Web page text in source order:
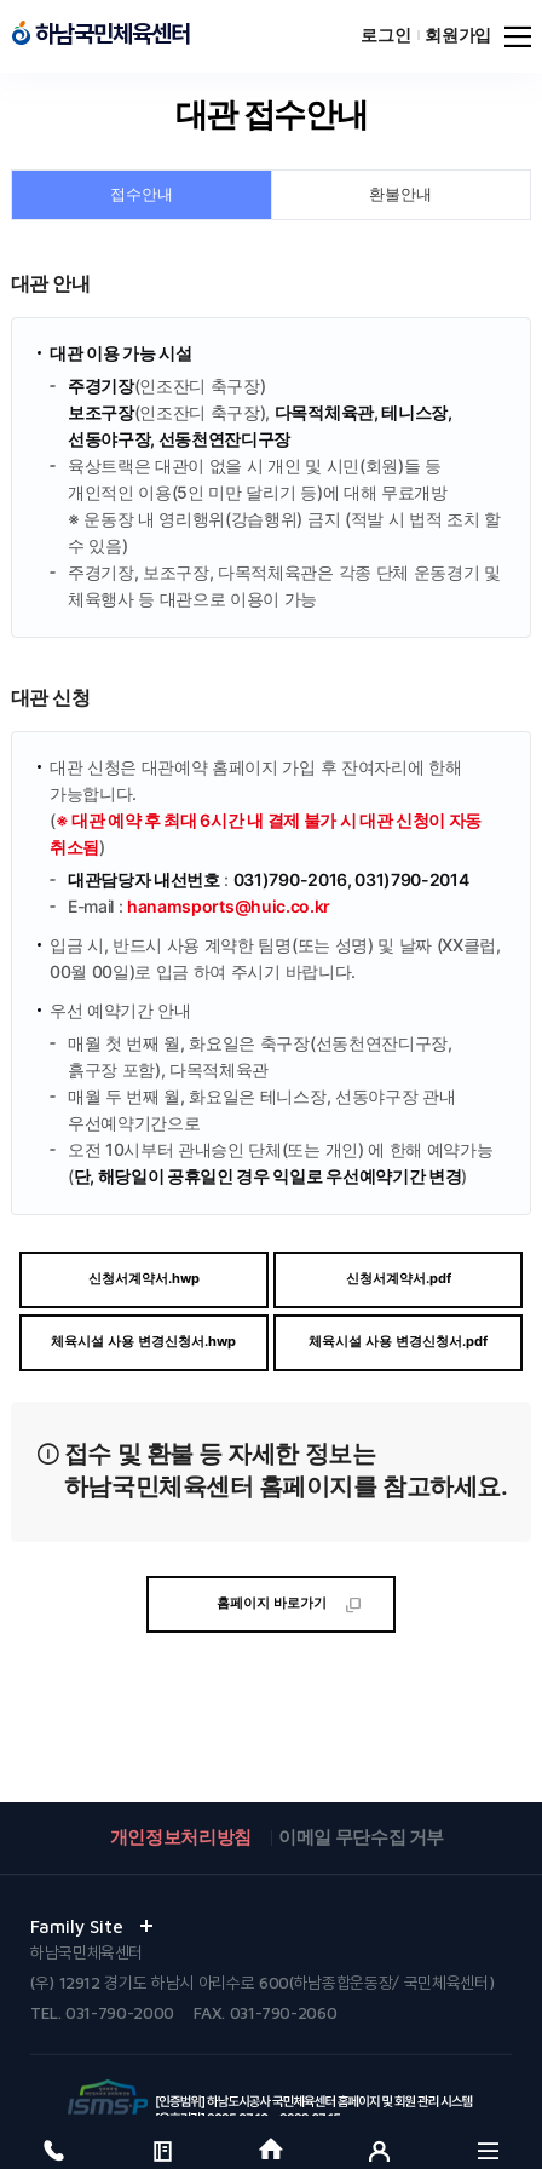
하남국민체육센터
하남국민체육센터 로그인 회원가입열기
대관 접수안내
접수안내 환불안내
대관 안내
대관 이용 가능 시설
주경기장(인조잔디 축구장)
보조구장(인조잔디 축구장), 다목적체육관, 테니스장,
선동야구장, 선동천연잔디구장
육상트랙은 대관이 없을 시 개인 및 시민(회원)들 등
개인적인 이용(5인 미만 달리기 등)에 대해 무료개방
※ 운동장 내 영리행위(강습행위) 금지 (적발 시 법적 조치 할
수 있음)
주경기장, 보조구장, 다목적체육관은 각종 단체 운동경기 및
체육행사 등 대관으로 이용이 가능
대관 신청
대관 신청은 대관예약 홈페이지 가입 후 잔여자리에 한해
가능합니다.
(※ 대관 예약 후 최대 6시간 내 결제 불가 시 대관 신청이 자동
취소됨)
대관담당자 내선번호: 031)790-2016, 031)790-2014
E-mail : hanamsports@huic.co.kr
입금 시, 반드시 사용 계약한 팀명(또는 성명) 및 날짜 (XX클럽,
00월 00일)로 입금 하여 주시기 바랍니다.
우선 예약기간 안내
매월 첫 번째 월, 화요일은 축구장(선동천연잔디구장,
흙구장 포함), 다목적체육관
매월 두 번째 월, 화요일은 테니스장, 선동야구장 관내
우선예약기간으로
오전 10시부터 관내승인 단체(또는 개인) 에 한해 예약가능
(단, 해당일이 공휴일인 경우 익일로 우선예약기간 변경)
신청서계약서.hwp 신청서계약서.pdf
체육시설 사용 변경신청서.hwp 체육시설 사용 변경신청서.pdf
접수 및 환불 등 자세한 정보는
하남국민체육센터 홈페이지를 참고하세요.
홈페이지 바로가기
개인정보처리방침 이메일 무단수집 거부
Family Site
하남국민체육센터
(우) 12912 경기도 하남시 아리수로 600(하남종합운동장/ 국민체육센터)
TEL.031-790-2000 FAX. 031-790-2060
© Hanam Urban Innovation Corporation. All Rights reserved.